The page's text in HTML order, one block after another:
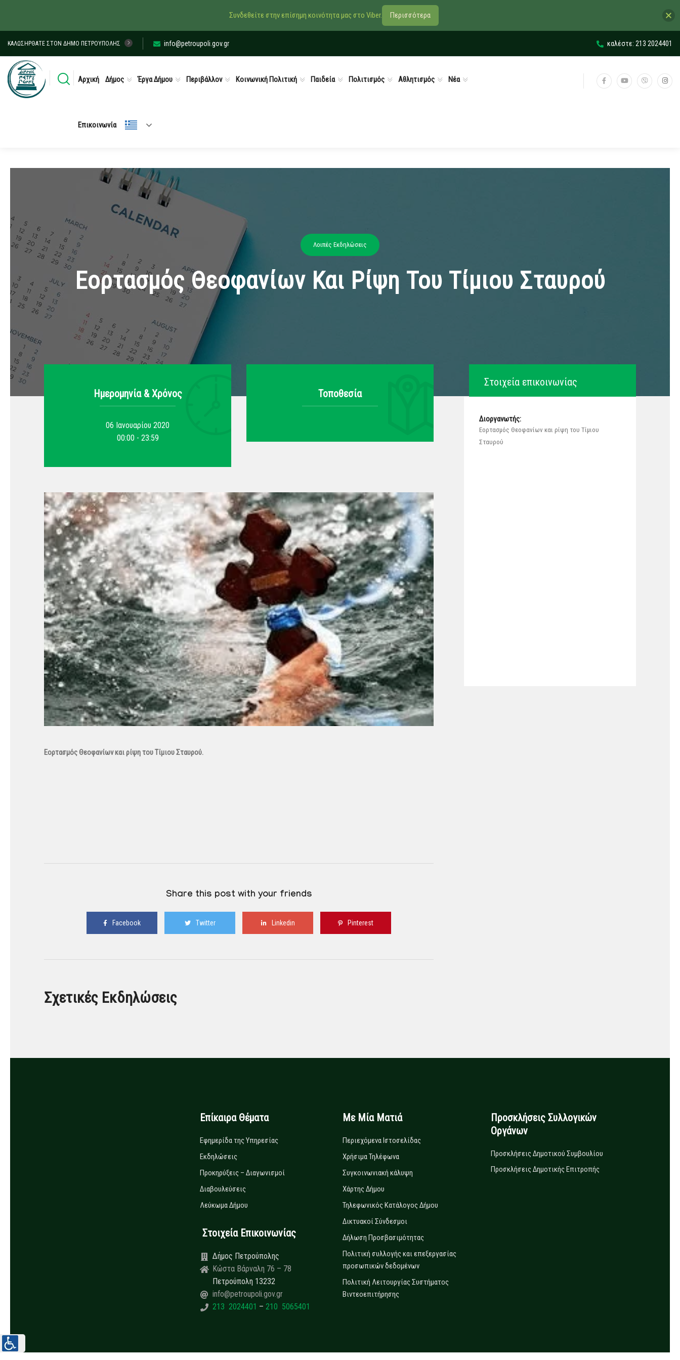
ΚΑΛΩΣΉΡΘΑΤΕ ΣΤΟΝ ΔΉΜΟ ΠΕΤΡΟΎΠΟΛΗΣ info@petroupoli.gov.gr καλέστε: 213 2024401
Αρχική Δήμος Έργα Δήμου Περιβάλλον Κοινωνική Πολιτική Παιδεία Πολιτισμός Αθλητισμός Νέα
Επικοινωνία
Λοιπές Εκδηλώσεις
Εορτασμός Θεοφανίων Και Ρίψη Του Τίμιου Σταυρού
Ημερομηνία & Xρόνος
06 Ιανουαρίου 2020
00:00 - 23:59
Τοποθεσία
Εορτασμός Θεοφανίων και ρίψη του Τίμιου Σταυρού.
Share this post with your friends
Facebook Twitter Linkedin Pinterest
Σχετικές Εκδηλώσεις
Στοιχεία επικοινωνίας
Διοργανωτής:
Εορτασμός Θεοφανίων και ρίψη του Τίμιου
Σταυρού
Επίκαιρα Θέματα
Εφημερίδα της Υπηρεσίας
Εκδηλώσεις
Προκηρύξεις – Διαγωνισμοί
Διαβουλεύσεις
Λεύκωμα Δήμου
Στοιχεία Επικοινωνίας
Δήμος Πετρούπολης
Κώστα Βάρναλη 76 – 78
Πετρούπολη 13232
info@petroupoli.gov.gr
213 2024401 – 210 5065401
Με Μία Ματιά
Περιεχόμενα Ιστοσελίδας
Χρήσιμα Τηλέφωνα
Συγκοινωνιακή κάλυψη
Χάρτης Δήμου
Τηλεφωνικός Κατάλογος Δήμου
Δικτυακοί Σύνδεσμοι
Δήλωση Προσβασιμότητας
Πολιτική συλλογής και επεξεργασίας
προσωπικών δεδομένων
Πολιτική Λειτουργίας Συστήματος
Βιντεοεπιτήρησης
Προσκλήσεις Συλλογικών
Οργάνων
Προσκλήσεις Δημοτικού Συμβουλίου
Προσκλήσεις Δημοτικής Επιτροπής
Συνδεθείτε στην επίσημη κοινότητα μας στο Viber. Περισσότερα